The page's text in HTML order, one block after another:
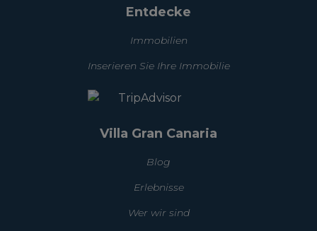
Entdecke
Immobilien
Inserieren Sie Ihre Immobilie
Villa Gran Canaria
Blog
Erlebnisse
Wer wir sind